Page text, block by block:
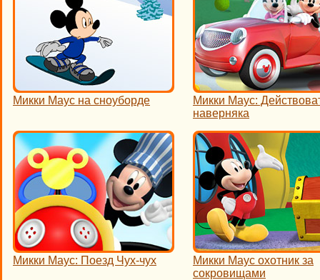
Микки Маус на сноуборде
Микки Маус:
наверняка
Микки Маус: Поезд Чух-чух
Микки Маус охотник за
сокровищами